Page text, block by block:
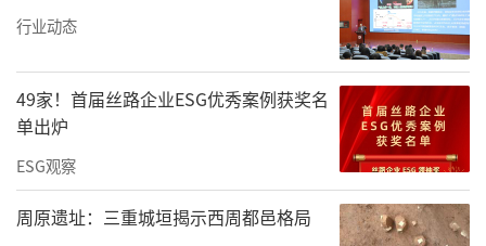
行业动态
49家！首届丝路企业ESG优秀案例获奖名
单出炉
ESG观察
周原遗址：三重城垣揭示西周都邑格局